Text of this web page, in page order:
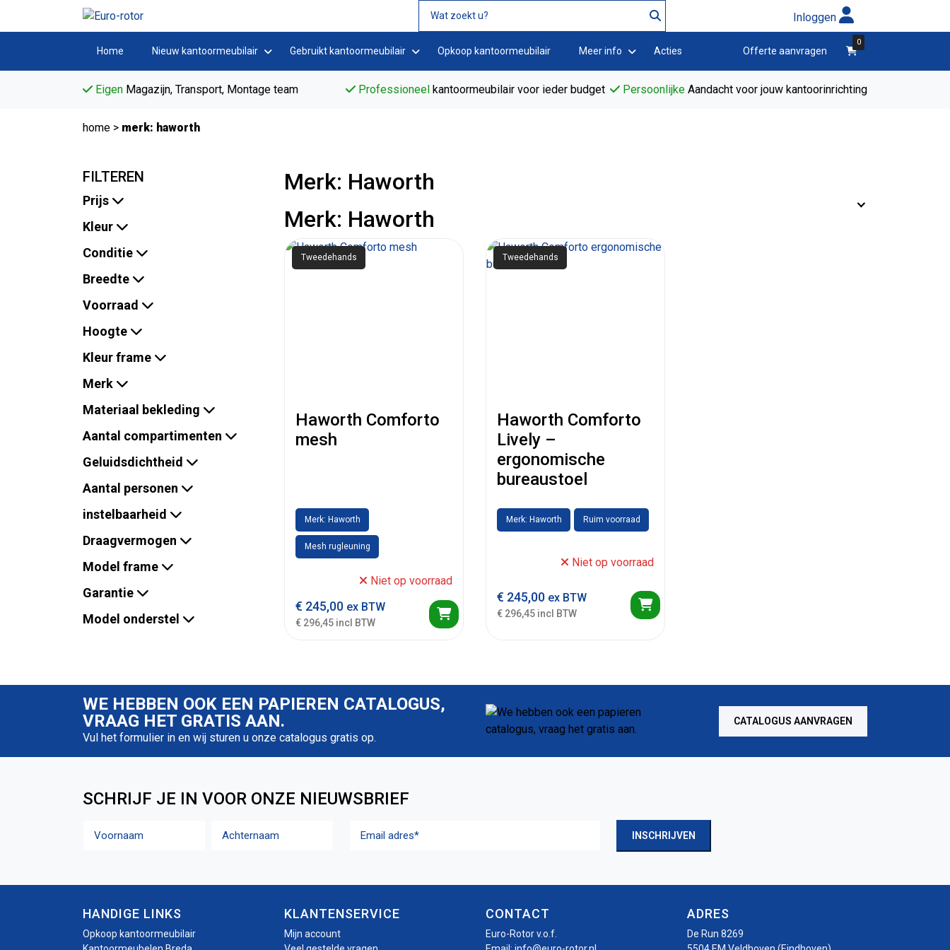
Inloggen
Home Nieuw kantoormeubilair Gebruikt kantoormeubilair Opkoop kantoormeubilair Meer info Acties winkelwagen
0
Offerte aanvragen
Eigen Magazijn, Transport, Montage team Professioneelkantoormeubilair voor ieder budget Persoonlijke Aandacht voor jouw kantoorinrichting
home > merk: haworth
FILTEREN
Prijs
Kleur
Conditie
Breedte
Voorraad
Hoogte
Kleur frame
Merk
Materiaal bekleding
Aantal compartimenten
Geluidsdichtheid
Aantal personen
instelbaarheid
Draagvermogen
Model frame
Garantie
Model onderstel
Merk: Haworth
Merk: Haworth
Tweedehands
Haworth Comforto
mesh
Merk: Haworth
Mesh rugleuning
Niet op voorraad
€ 245,00 ex BTW
€ 296,45 incl BTW
Tweedehands
Haworth Comforto
Lively –
ergonomische
bureaustoel
Merk: Haworth Ruim voorraad
Niet op voorraad
€ 245,00 ex BTW
€ 296,45 incl BTW
WE HEBBEN OOK EEN PAPIEREN CATALOGUS,
VRAAG HET GRATIS AAN.
Vul het formulier in en wij sturen u onze catalogus gratis op.
CATALOGUS AANVRAGEN
SCHRIJF JE IN VOOR ONZE NIEUWSBRIEF
INSCHRIJVEN
HANDIGE LINKS
Opkoop kantoormeubilair
KLANTENSERVICE
Mijn account
CONTACT
Euro-Rotor v.o.f.
ADRES
De Run 8269